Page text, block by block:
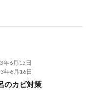
年6月15日
年6月16日
のカビ対策